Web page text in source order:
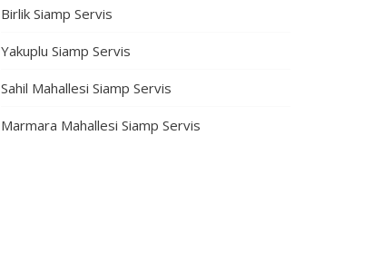
Birlik Siamp Servis
Yakuplu Siamp Servis
Sahil Mahallesi Siamp Servis
Marmara Mahallesi Siamp Servis